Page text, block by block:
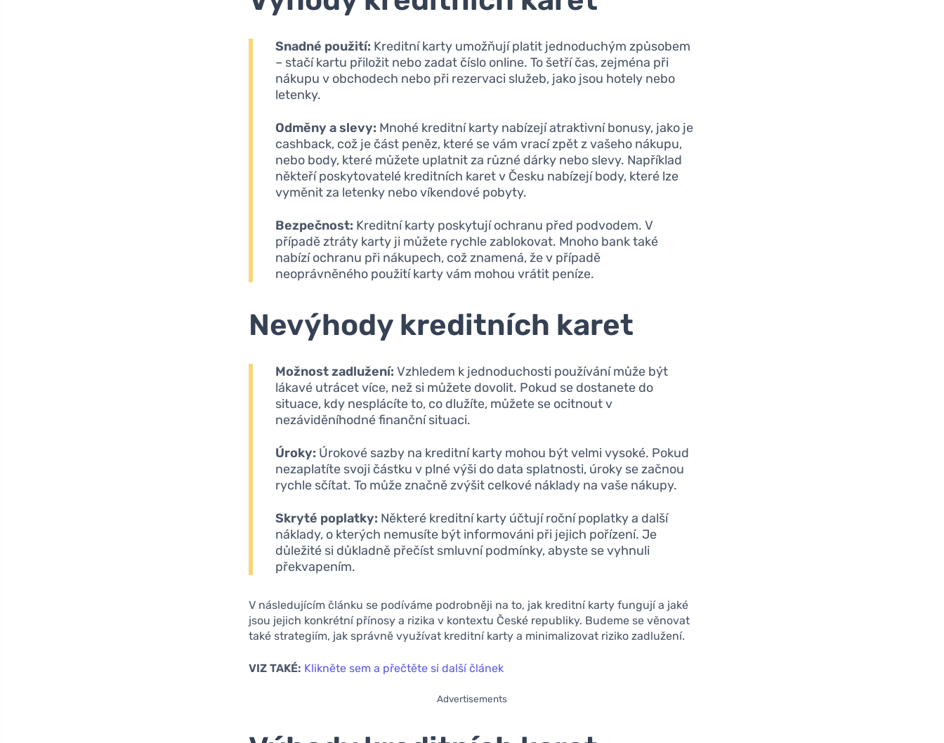
Snadné použití: Kreditní karty umožňují platit jednoduchým způsobem
– stačí kartu přiložit nebo zadat číslo online. To šetří čas, zejména při
nákupu v obchodech nebo při rezervaci služeb, jako jsou hotely nebo
letenky.
Odměny a slevy: Mnohé kreditní karty nabízejí atraktivní bonusy, jako je
cashback, což je část peněz, které se vám vrací zpět z vašeho nákupu,
nebo body, které můžete uplatnit za různé dárky nebo slevy. Například
někteří poskytovatelé kreditních karet v Česku nabízejí body, které lze
vyměnit za letenky nebo víkendové pobyty.
Bezpečnost: Kreditní karty poskytují ochranu před podvodem. V
případě ztráty karty ji můžete rychle zablokovat. Mnoho bank také
nabízí ochranu při nákupech, což znamená, že v případě
neoprávněného použití karty vám mohou vrátit peníze.
Nevýhody kreditních karet
Možnost zadlužení: Vzhledem k jednoduchosti používání může být
lákavé utrácet více, než si můžete dovolit. Pokud se dostanete do
situace, kdy nesplácíte to, co dlužíte, můžete se ocitnout v
nezáviděníhodné finanční situaci.
Úroky: Úrokové sazby na kreditní karty mohou být velmi vysoké. Pokud
nezaplatíte svoji částku v plné výši do data splatnosti, úroky se začnou
rychle sčítat. To může značně zvýšit celkové náklady na vaše nákupy.
Skryté poplatky: Některé kreditní karty účtují roční poplatky a další
náklady, o kterých nemusíte být informováni při jejich pořízení. Je
důležité si důkladně přečíst smluvní podmínky, abyste se vyhnuli
překvapením.
V následujícím článku se podíváme podrobněji na to, jak kreditní karty fungují a jaké
jsou jejich konkrétní přínosy a rizika v kontextu České republiky. Budeme se věnovat
také strategiím, jak správně využívat kreditní karty a minimalizovat riziko zadlužení.
VIZ TAKÉ: Klikněte sem a přečtěte si další článek
Advertisements